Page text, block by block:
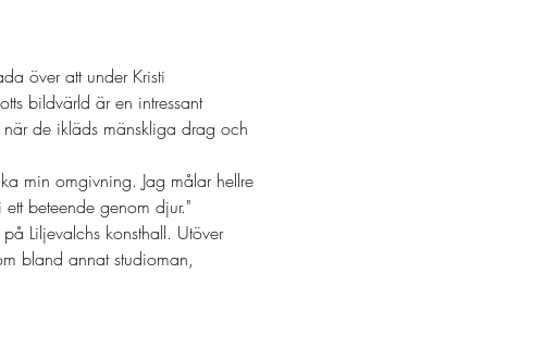
över att under Kristi
bildvärld är en intressant
de ikläds mänskliga drag och
min omgivning. Jag målar hellre
beteende genom djur."
Liljevalchs konsthall. Utöver
bland annat studioman,